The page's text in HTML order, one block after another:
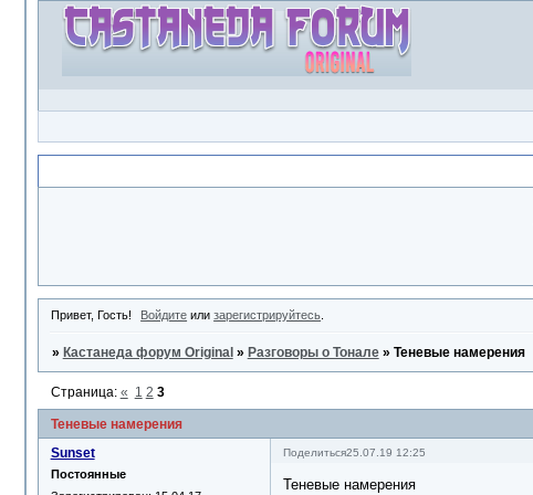
Привет, Гость! Войдите илизарегистрируйтесь
» Кастанеда форум Original » Разговоры о Тонале » Теневые намерения
Теневые намерения
Страница: « 1 2 3
Поделиться25.07.19 12:25
Sunset
Постоянные
Теневые намерения